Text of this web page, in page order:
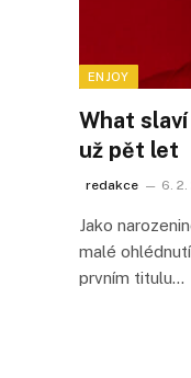
ENJOY
What
už pět let
redakce 6.
Jako
malé
prvním titulu…